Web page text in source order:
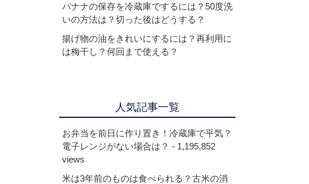
バナナの保存を冷蔵庫でするには？50度洗
いの方法は？切った後はどうする？
揚げ物の油をきれいにするには？再利用に
は梅干し？何回まで使える？
人気記事一覧
お弁当を前日に作り置き！冷蔵庫で平気？
電子レンジがない場合は？ - 1,195,852
views
米は3年前のものは食べられる？古米の消